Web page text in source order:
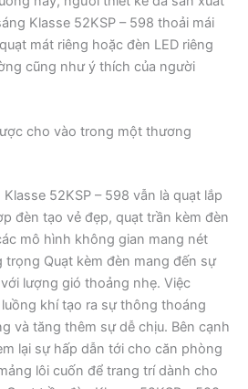
Klasse 52KSP – 598 thoải mái
mát riêng hoặc đèn LED riêng
cũng như ý thích của người
cho vào trong một thương
52KSP – 598 vẫn là quạt lắp
đèn tạo vẻ đẹp, quạt trần kèm đèn
mô hình không gian mang nét
trọng Quạt kèm đèn mang đến sự
lượng gió thoảng nhẹ. Việc
khí tạo ra sự thông thoáng
và tăng thêm sự dễ chịu. Bên cạnh
lại sự hấp dẫn tới cho căn phòng
lôi cuốn để trang trí dành cho